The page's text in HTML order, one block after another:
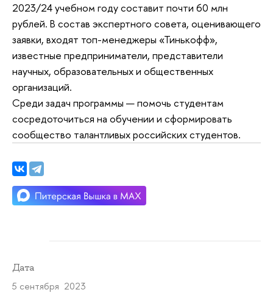
2023/24 учебном году составит почти 60 млн
рублей. В состав экспертного совета, оценивающего
заявки, входят топ-менеджеры «Тинькофф»,
известные предприниматели, представители
научных, образовательных и общественных
организаций.
Среди задач программы — помочь студентам
сосредоточиться на обучении и сформировать
сообщество талантливых российских студентов.
Дата
5 сентября 2023